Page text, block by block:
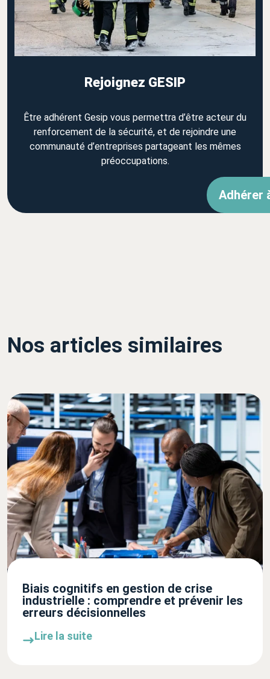
Rejoignez GESIP
Être adhérent Gesip vous permettra d’être acteur du
renforcement de la sécurité, et de rejoindre une
communauté d’entreprises partageant les mêmes
préoccupations.
Adhérer
Nos articles similaires
Biais cognitifs en gestion de crise
industrielle : comprendre et prévenir les
erreurs décisionnelles
Lire la suite